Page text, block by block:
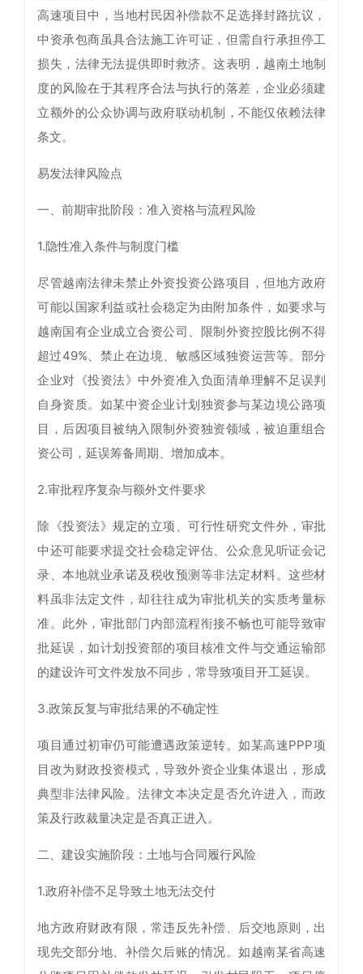
高速项目中，当地村民因补偿款不足选择封路抗议，
中资承包商虽具合法施工许可证，但需自行承担停工
损失，法律无法提供即时救济。这表明，越南土地制
度的风险在于其程序合法与执行的落差，企业必须建
立额外的公众协调与政府联动机制，不能仅依赖法律
条文。
易发法律风险点
一、前期审批阶段：准入资格与流程风险
1.隐性准入条件与制度门槛
尽管越南法律未禁止外资投资公路项目，但地方政府
可能以国家利益或社会稳定为由附加条件，如要求与
越南国有企业成立合资公司、限制外资控股比例不得
超过49%、禁止在边境、敏感区域独资运营等。部分
企业对《投资法》中外资准入负面清单理解不足误判
自身资质。如某中资企业计划独资参与某边境公路项
目，后因项目被纳入限制外资独资领域，被迫重组合
资公司，延误筹备周期、增加成本。
2.审批程序复杂与额外文件要求
除《投资法》规定的立项、可行性研究文件外，审批
中还可能要求提交社会稳定评估、公众意见听证会记
录、本地就业承诺及税收预测等非法定材料。这些材
料虽非法定文件，却往往成为审批机关的实质考量标
准。此外，审批部门内部流程衔接不畅也可能导致审
批延误，如计划投资部的项目核准文件与交通运输部
的建设许可文件发放不同步，常导致项目开工延误。
3.政策反复与审批结果的不确定性
项目通过初审仍可能遭遇政策逆转。如某高速PPP项
目改为财政投资模式，导致外资企业集体退出，形成
典型非法律风险。法律文本决定是否允许进入，而政
策及行政裁量决定是否真正进入。
二、建设实施阶段：土地与合同履行风险
1.政府补偿不足导致土地无法交付
地方政府财政有限，常违反先补偿、后交地原则，出
现先交部分地、补偿欠后账的情况。如越南某省高速